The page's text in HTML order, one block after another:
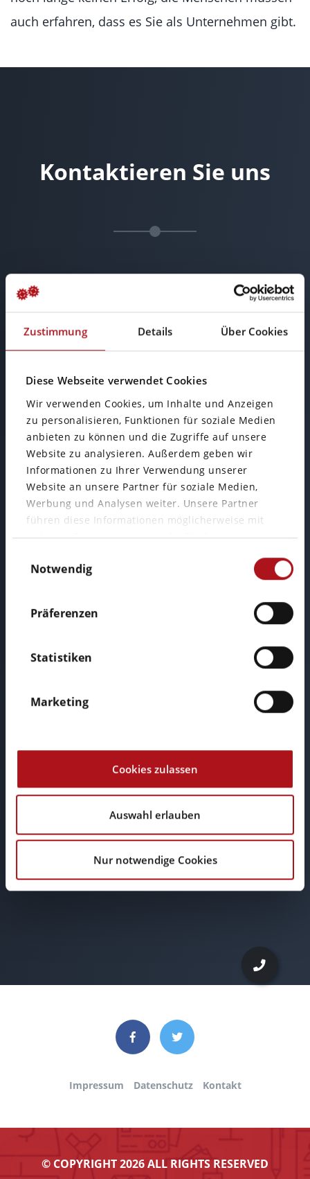
Zustimmung Details Über Cookies
Diese Webseite verwendet Cookies
Wir verwenden Cookies, um Inhalte und Anzeigen
zu personalisieren, Funktionen für soziale Medien
anbieten zu können und die Zugriffe auf unsere
Website zu analysieren. Außerdem geben wir
Informationen zu Ihrer Verwendung unserer
Website an unsere Partner für soziale Medien,
Werbung und Analysen weiter. Unsere Partner
führen diese Informationen möglicherweise mit
weiteren Daten zusammen, die Sie ihnen
Nutzung der Dienste gesammelt haben.
Notwendig
Präferenzen
Statistiken
Marketing
Cookies zulassen
Auswahl erlauben
Nur notwendige Cookies
auch erfahren, dass es Sie als Unternehmen gibt.
Kontaktieren Sie uns
Büro Wiesbaden
Mainzer Straße 75
65189 Wiesbaden
Telefon: +49 611 34 11 95 72
E-Mail
info@browserwerk.de
Impressum Datenschutz Kontakt
© COPYRIGHT 2026 ALL RIGHTS RESERVED